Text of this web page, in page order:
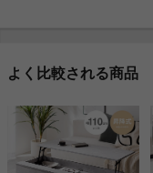
よく比較される商品